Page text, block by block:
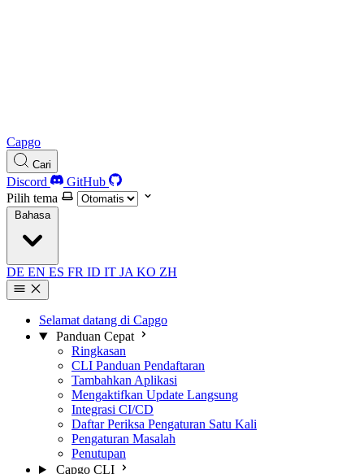
Capgo
Cari
Discord
GitHub
Pilih tema
Bahasa
DE EN ES FR ID IT JA KO ZH
Selamat datang di Capgo
Panduan Cepat
Ringkasan
CLI Panduan Pendaftaran
Tambahkan Aplikasi
Mengaktifkan Update Langsung
Integrasi CI/CD
Daftar Periksa Pengaturan Satu Kali
Pengaturan Masalah
Penutupan
Capgo CLI